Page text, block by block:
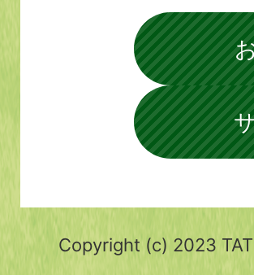
Copyright (c) 2023